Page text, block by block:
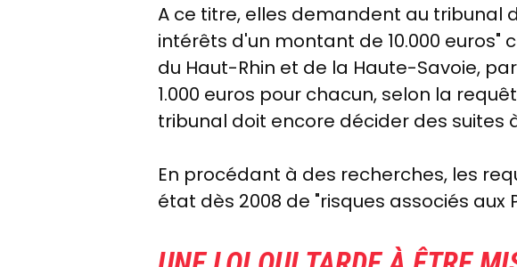
A ce titre, elles demandent au
intérêts d'un montant de 10.000
du Haut-Rhin et de la Haute-Savoie,
1.000 euros pour chacun, selon la
tribunal doit encore décider des suites
En procédant à des recherches, les
état dès 2008 de "risques associés